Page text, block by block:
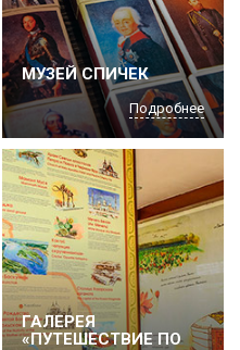
МУЗЕЙ СПИЧЕК
Подробнее
ГАЛЕРЕЯ
«ПУТЕШЕСТВИЕ ПО